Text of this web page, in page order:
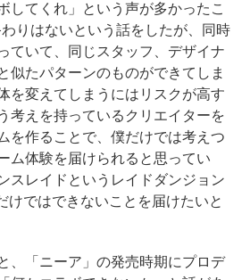
してくれ」という声が多かったこ
りはないという話をしたが、同時
ていて、同じスタッフ、デザイナ
似たパターンのものができてしま
を変えてしまうにはリスクが高す
考えを持っているクリエイターを
を作ることで、僕だけでは考えつ
ム体験を届けられると思ってい
スレイドというレイドダンジョン
けではできないことを届けたいと
、「ニーア」の発売時期にプロデ